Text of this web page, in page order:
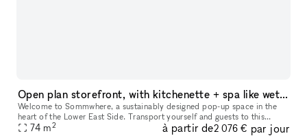
Open plan storefront, with kitchenette + spa like wetroom. A unique NY showroom.
Welcome to Sommwhere, a sustainably designed pop-up space in the
heart of the Lower East Side. Transport yourself and guests to this
stylish, minimalist space conveniently located on Ludlow between H
74 m2 à partir de2 076 € par jour